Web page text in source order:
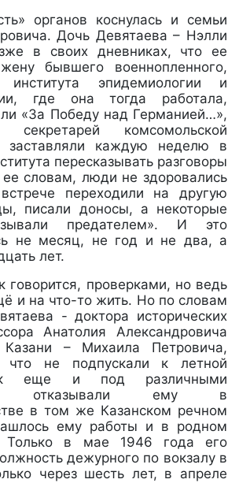
органов коснулась и семьи
Дочь Девятаева – Нэлли
в своих дневниках, что ее
бывшего военнопленного,
института эпидемиологии и
где она тогда работала,
«За Победу над Германией…»,
комсомольской
заставляли каждую неделю в
пересказывать разговоры
словам, люди не здоровались
переходили на другую
писали доносы, а некоторые
предателем». И это
не месяц, не год и не два, а
лет.
говорится, проверками, но ведь
и на что-то жить. Но по словам
- доктора исторических
Анатолия Александровича
– Михаила Петровича,
что не подпускали к летной
еще и под различными
отказывали ему в
в том же Казанском речном
ему работы и в родном
Только в мае 1946 года его
дежурного по вокзалу в
через шесть лет, в апреле